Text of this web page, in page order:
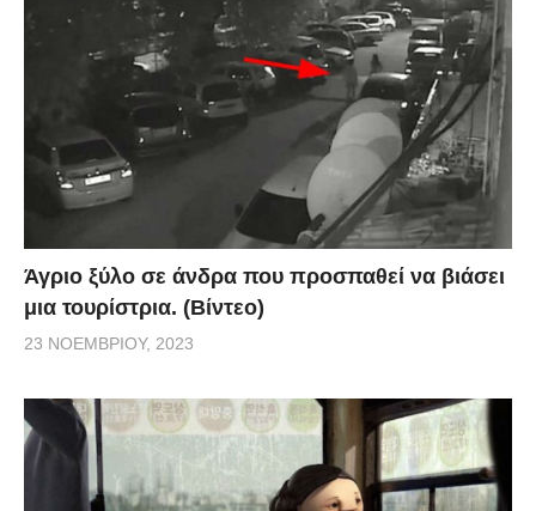
Άγριο ξύλο σε άνδρα που προσπαθεί να βιάσει
μια τουρίστρια. (Βίντεο)
23 ΝΟΕΜΒΡΊΟΥ, 2023